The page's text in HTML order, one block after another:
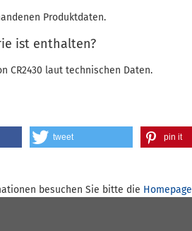
Produktdaten.
ist enthalten?
CR2430 laut technischen Daten.
tweet pin it
besuchen Sie bitte die Homepage